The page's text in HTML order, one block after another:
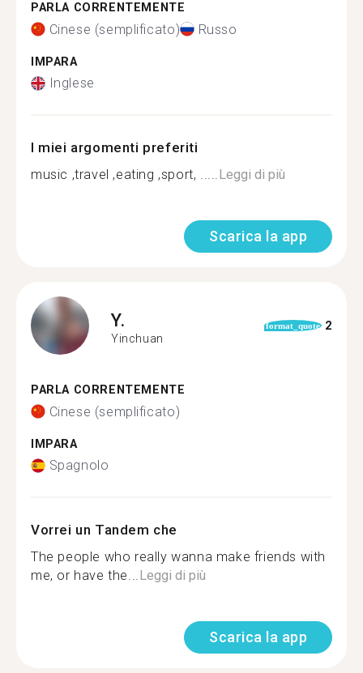
PARLA CORRENTEMENTE
Cinese (semplificato) Russo
IMPARA
Inglese
I miei argomenti preferiti
music ,travel ,eating ,sport, .....Leggi di più
Scarica la app
Y.
Yinchuan
format_quote 2
PARLA CORRENTEMENTE
Cinese (semplificato)
IMPARA
Spagnolo
Vorrei un Tandem che
The people who really wanna make friends with
me, or have the...Leggi di più
Scarica la app